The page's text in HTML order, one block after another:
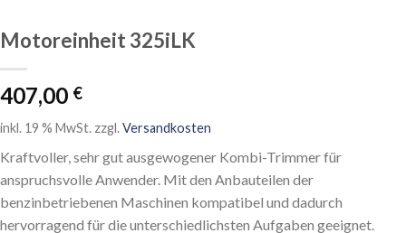
Motoreinheit 325iLK
407,00 €
inkl. 19 % MwSt. zzgl.Versandkosten
Kraftvoller, sehr gut ausgewogener Kombi-Trimmer für
anspruchsvolle Anwender. Mit den Anbauteilen der
benzinbetriebenen Maschinen kompatibel und dadurch
hervorragend für die unterschiedlichsten Aufgaben geeignet.